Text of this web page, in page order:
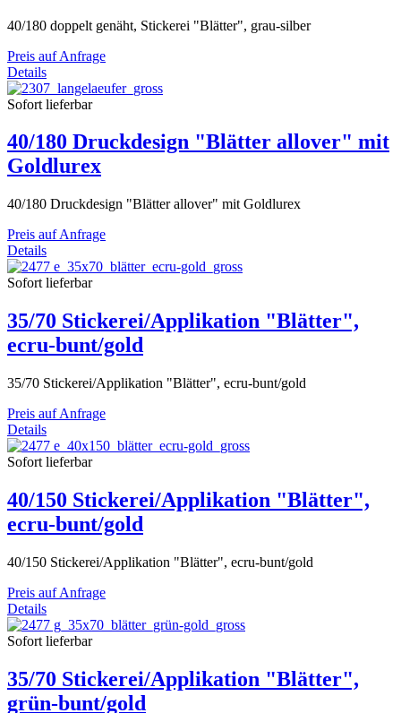
40/180 doppelt genäht, Stickerei "Blätter", grau-silber
Preis auf Anfrage
Details
Sofort lieferbar
40/180 Druckdesign "Blätter allover" mit
Goldlurex
40/180 Druckdesign "Blätter allover" mit Goldlurex
Preis auf Anfrage
Details
Sofort lieferbar
35/70 Stickerei/Applikation "Blätter",
ecru-bunt/gold
35/70 Stickerei/Applikation "Blätter", ecru-bunt/gold
Preis auf Anfrage
Details
Sofort lieferbar
40/150 Stickerei/Applikation "Blätter",
ecru-bunt/gold
40/150 Stickerei/Applikation "Blätter", ecru-bunt/gold
Preis auf Anfrage
Details
Sofort lieferbar
35/70 Stickerei/Applikation "Blätter",
grün-bunt/gold